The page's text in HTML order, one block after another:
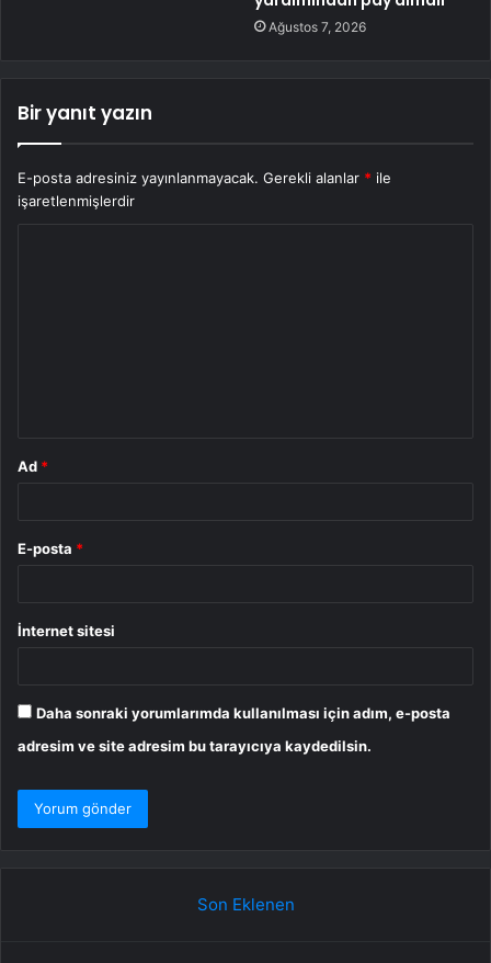
Ağustos 7, 2026
Bir yanıt yazın
E-posta adresiniz yayınlanmayacak. Gerekli alanlar * ile
işaretlenmişlerdir
Ad *
E-posta *
İnternet sitesi
Daha sonraki yorumlarımda kullanılması için adım, e-posta
adresim ve site adresim bu tarayıcıya kaydedilsin.
Son Eklenen